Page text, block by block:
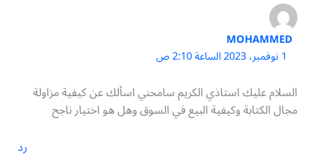
MOHAMMED
1 نوفمبر، 2023 الساعة 2:10 ص
السلام عليك استاذي الكريم سامحني اسألك عن كيفية مزاولة
مجال الكتابة وكيفية البيع في السوق وهل هو اختيار ناجح
رد